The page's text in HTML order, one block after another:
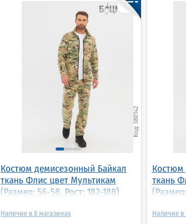
Костюм демисезонный Байкал
ткань Флис цвет Мультикам
(Размер: 56-58, Рост: 182-188)
380142
8
Костюм
ткань